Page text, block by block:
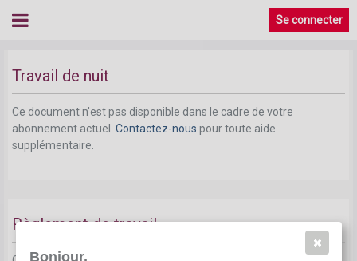
Se connecter
Travail de nuit
Ce document n'est pas disponible dans le cadre de votre
abonnement actuel. Contactez-nous pour toute aide
supplémentaire.
Règlement de travail
Bonjour,